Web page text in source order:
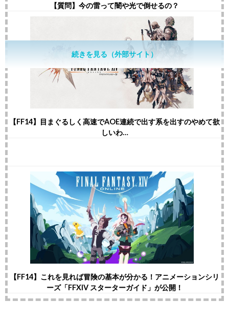
【質問】今の雷って闇や光で倒せるの？
【FF14】目まぐるしく高速でAOE連続で出す系を出すのやめて欲
しいわ…
【FF14】これを見れば冒険の基本が分かる！アニメーションシリ
ーズ「FFXIV スターターガイド」が公開！
続きを見る（外部サイト）